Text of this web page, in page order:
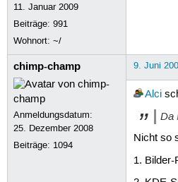
11. Januar 2009
Beiträge:991
Wohnort: ~/
chimp-champ
Anmeldungsdatum:
25. Dezember 2008
Beiträge: 1094
9. Juni
Alci
Da
Nicht so
1. Bilder-